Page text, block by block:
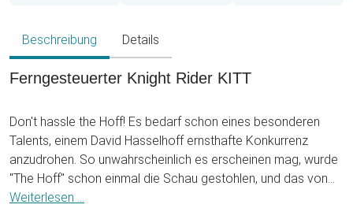
Beschreibung Details
Ferngesteuerter Knight Rider KITT
Don't hassle the Hoff! Es bedarf schon eines besonderen
Talents, einem David Hasselhoff ernsthafte Konkurrenz
anzudrohen. So unwahrscheinlich es erscheinen mag, wurde
"The Hoff" schon einmal die Schau gestohlen, und das von
einem Auto! Es war auch nicht irgendeine alte Gurke; nein, der
Weiterlesen ...